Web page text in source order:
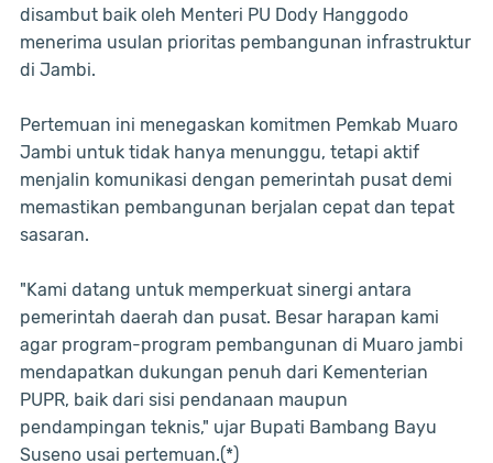
disambut baik oleh Menteri PU Dody Hanggodo
menerima usulan prioritas pembangunan infrastruktur
di Jambi.
Pertemuan ini menegaskan komitmen Pemkab Muaro
Jambi untuk tidak hanya menunggu, tetapi aktif
menjalin komunikasi dengan pemerintah pusat demi
memastikan pembangunan berjalan cepat dan tepat
sasaran.
"Kami datang untuk memperkuat sinergi antara
pemerintah daerah dan pusat. Besar harapan kami
agar program-program pembangunan di Muaro jambi
mendapatkan dukungan penuh dari Kementerian
PUPR, baik dari sisi pendanaan maupun
pendampingan teknis," ujar Bupati Bambang Bayu
Suseno usai pertemuan.(*)